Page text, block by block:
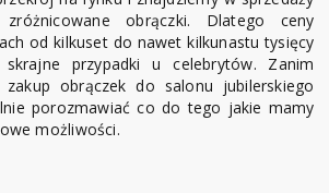
obrączki. Dlatego ceny
od kilkuset do nawet kilkunastu tysięcy
skrajne przypadki u celebrytów. Zanim
obrączek do salonu jubilerskiego
porozmawiać co do tego jakie mamy
możliwości.